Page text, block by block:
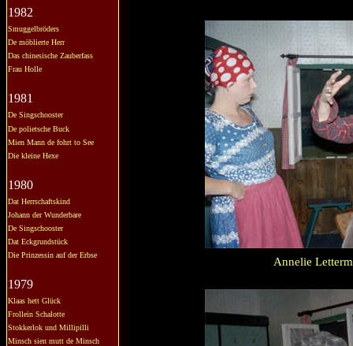
1982
Smuggelbröders
De möblierte Herr
Das chinesische Zauberfass
Frau Holle
1981
De Singschooster
De polietsche Buck
Mien Mann de fohrt to See
Die kleine Hexe
1980
Dat Herrschaftskind
Johann der Wunderbare
De Singschooster
Dat Eckgrundstück
Die Prinzessin auf der Erbse
1979
Klaas hett Glück
Frollein Schalotte
Stokkerlok und Millipilli
Minsch sien mutt de Minsch
Annelie